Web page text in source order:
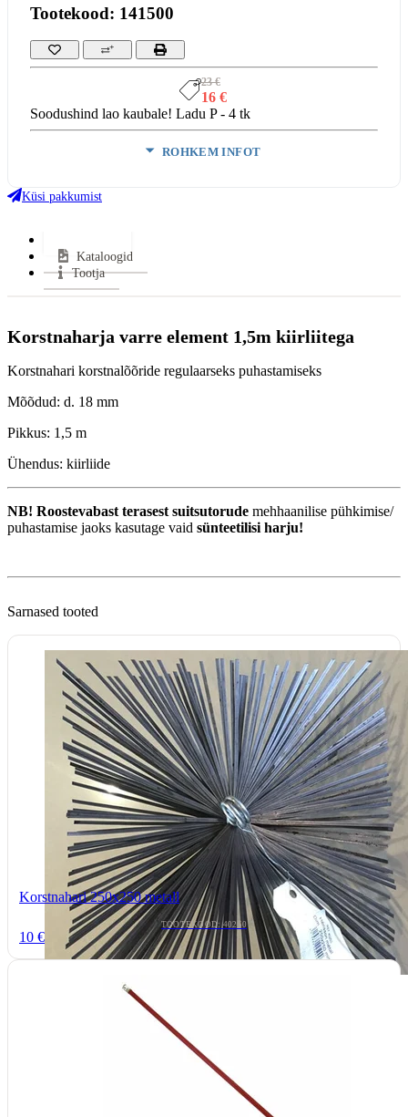
Tootekood: 141500
23 €
16 €
Soodushind lao kaubale! Ladu P - 4 tk
ROHKEM INFOT
Küsi pakkumist
Kataloogid
Tootja
Korstnaharja varre element 1,5m kiirliitega
Korstnahari korstnalõõride regulaarseks puhastamiseks
Mõõdud: d. 18 mm
Pikkus: 1,5 m
Ühendus: kiirliide
NB! Roostevabast terasest suitsutorude mehhaanilise pühkimise/
puhastamise jaoks kasutage vaid sünteetilisi harju!
Sarnased tooted
Korstnahari 250x250 metall
TOOTEKOOD: 40250
10 €